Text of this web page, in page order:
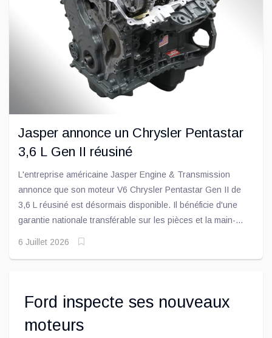
Jasper annonce un Chrysler Pentastar
3,6 L Gen II réusiné
L'entreprise américaine Jasper Engine & Transmission
annonce que son moteur V6 Chrysler Pentastar Gen II de
3,6 L réusiné est désormais disponible. Il bénéficie d'une
garantie nationale transférable sur les pièces et la main-
d'œuvre pouvant aller jusqu'à 3 ans ou 160 000 kilomètres.
6 Juillet 2026
Ford inspecte ses nouveaux
moteurs